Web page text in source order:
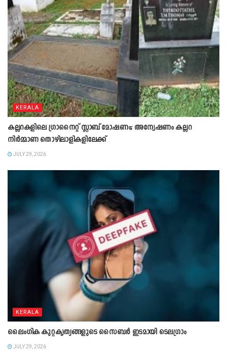
KERALA
കല്ലറകളിലെ ഗ്രാനൈറ്റ് സ്ലാബ് മോഷണം; അന്വേഷണം കല്ലറ
നിർമ്മാണ തൊഴിലാളികളിലേക്ക്
JULY 29, 2026
KERALA
ലൈംഗിക കുറ്റകൃത്യങ്ങളുടെ സൈബർ ഇടമായി ടെലഗ്രാം
JULY 29, 2026